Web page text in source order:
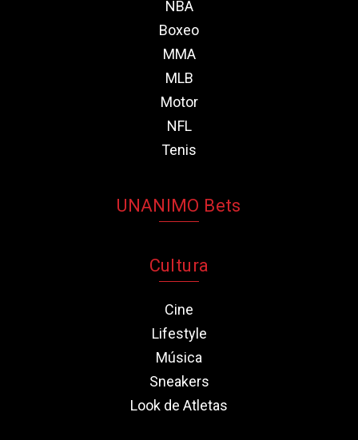
NBA
Boxeo
MMA
MLB
Motor
NFL
Tenis
UNANIMO Bets
Cultura
Cine
Lifestyle
Música
Sneakers
Look de Atletas